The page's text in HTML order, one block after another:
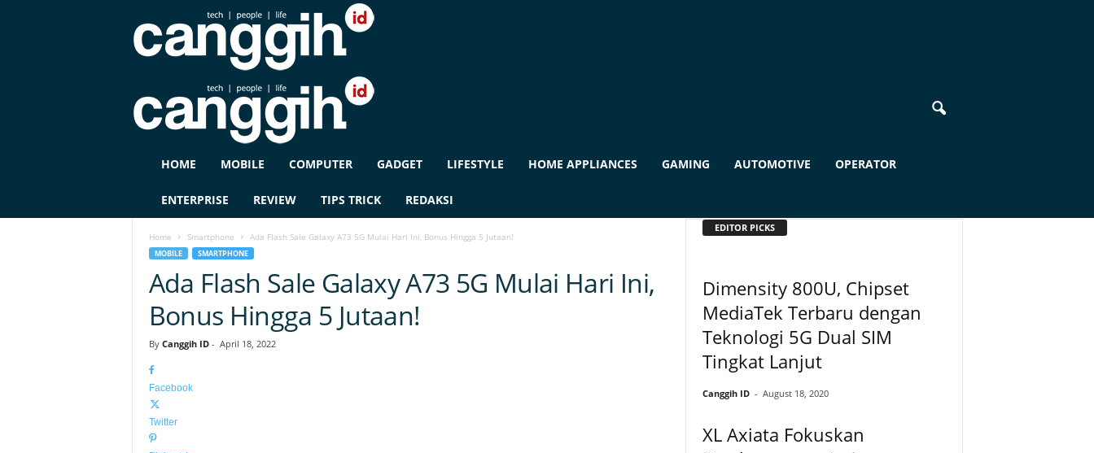
G
HOME MOBILE COMPUTER GADGET LIFESTYLE HOME APPLIANCES GAMING AUTOMOTIVE OPERATOR
ENTERPRISE REVIEW TIPS TRICK REDAKSI
Home Smartphone Ada Flash Sale Galaxy A73 5G Mulai Hari Ini, Bonus Hingga 5 Jutaan!
MOBILE SMARTPHONE
Ada Flash Sale Galaxy A73 5G Mulai Hari Ini,
Bonus Hingga 5 Jutaan!
By Canggih ID- April 18, 2022
Facebook
Twitter
EDITOR PICKS
Dimensity 800U, Chipset
MediaTek Terbaru dengan
Teknologi 5G Dual SIM
Tingkat Lanjut
Canggih ID - August 18, 2020
XL Axiata Fokuskan